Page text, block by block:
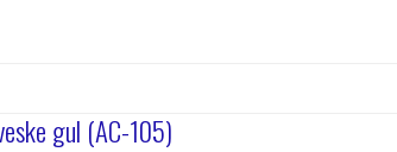
gul (AC-105)